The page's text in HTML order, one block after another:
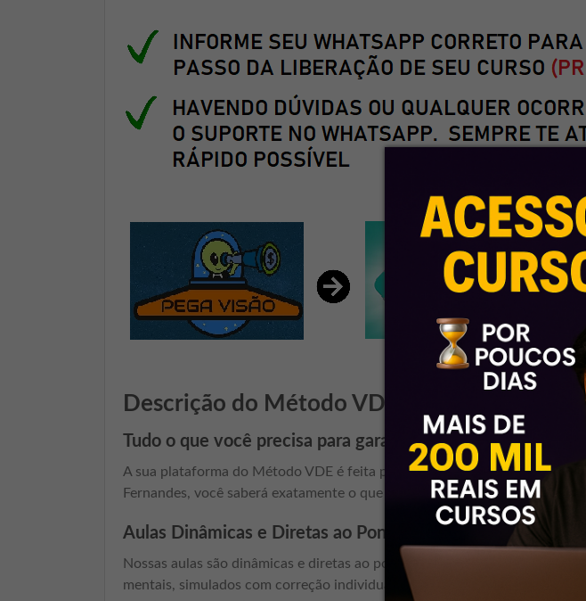
Descrição do Método VDE 2ª Fase OAB
Tudo o que você precisa para garantir sua aprovação
A sua plataforma do Método VDE é feita para você se sentir seguro
Fernandes, você saberá exatamente o que estudar, dia após dia, até a data
Aulas Dinâmicas e Diretas ao Ponto
Nossas aulas são dinâmicas e diretas ao ponto, reunindo tudo o que é
mentais, simulados com correção individualizada e feedbacks